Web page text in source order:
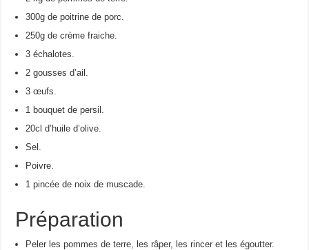
300g de poitrine de porc.
250g de crème fraiche.
3 échalotes.
2 gousses d’ail.
3 œufs.
1 bouquet de persil.
20cl d’huile d’olive.
Sel.
Poivre.
1 pincée de noix de muscade.
Préparation
Peler les pommes de terre, les râper, les rincer et les égoutter.